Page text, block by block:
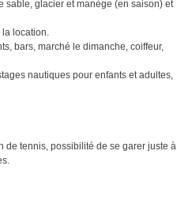
sable, glacier et manège (en saison) et
la location.
bars, marché le dimanche, coiffeur,
nautiques pour enfants et adultes,
de tennis, possibilité de se garer juste à